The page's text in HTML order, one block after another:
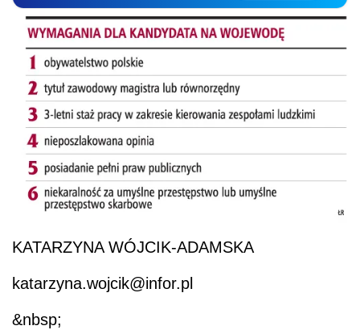
KATARZYNA WÓJCIK-ADAMSKA
katarzyna.wojcik@infor.pl
&nbsp;